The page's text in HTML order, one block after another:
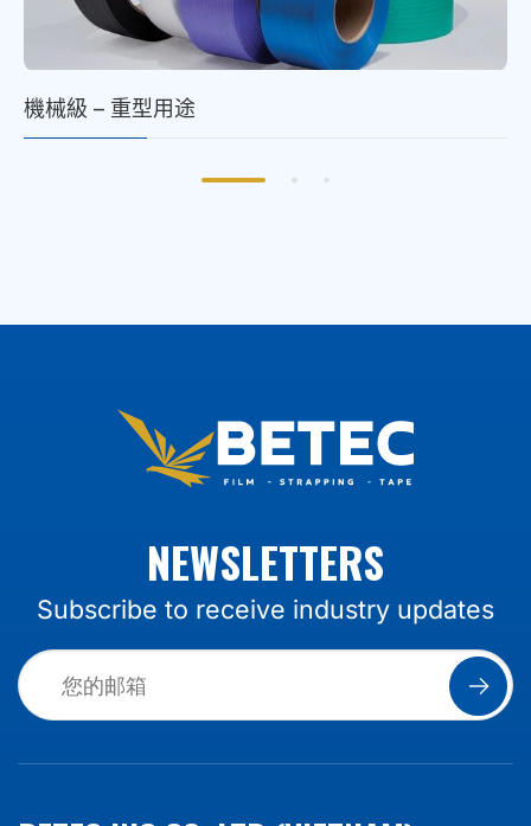
機械級 – 重型用途
NEWSLETTERS
Subscribe to receive industry updates